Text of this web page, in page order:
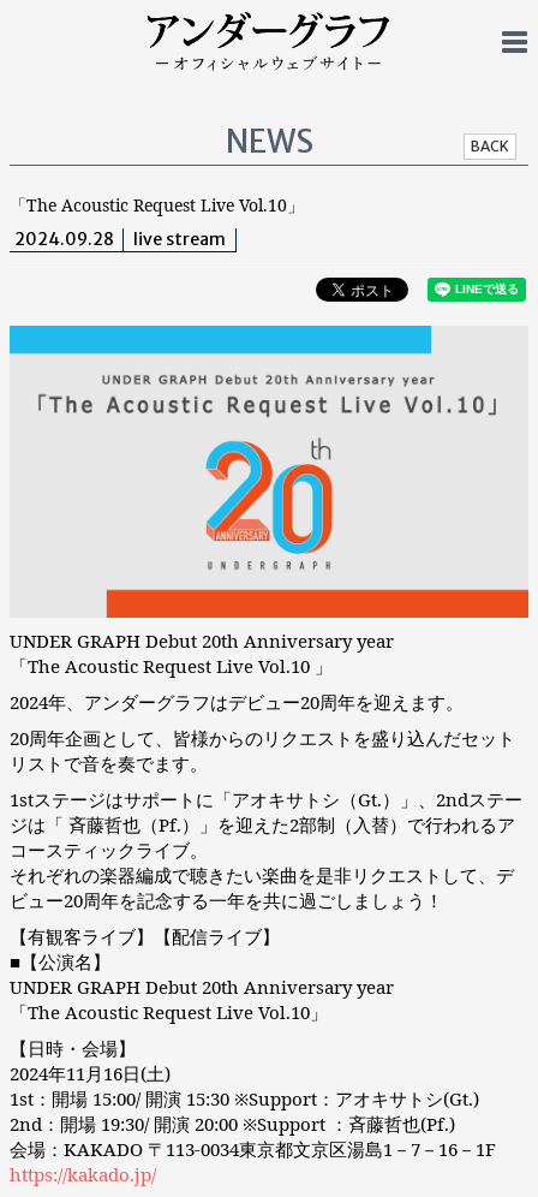
NEWS BACK
「The Acoustic Request Live Vol.10」
2024.09.28 live stream
UNDER GRAPH Debut 20th Anniversary year
「The Acoustic Request Live Vol.10 」
2024年、アンダーグラフはデビュー20周年を迎えます。
20周年企画として、皆様からのリクエストを盛り込んだセット
リストで音を奏でます。
1stステージはサポートに「アオキサトシ（Gt.）」、2ndステー
ジは「 斉藤哲也（Pf.）」を迎えた2部制（入替）で行われるア
コースティックライブ。
それぞれの楽器編成で聴きたい楽曲を是非リクエストして、デ
ビュー20周年を記念する一年を共に過ごしましょう！
【有観客ライブ】【配信ライブ】
■【公演名】
UNDER GRAPH Debut 20th Anniversary year
「The Acoustic Request Live Vol.10」
【日時・会場】
2024年11月16日(土)
1st：開場 15:00/ 開演 15:30 ※Support：アオキサトシ(Gt.)
2nd：開場 19:30/ 開演 20:00 ※Support ：斉藤哲也(Pf.)
会場：KAKADO 〒113-0034東京都文京区湯島1－7－16－1F
https://kakado.jp/